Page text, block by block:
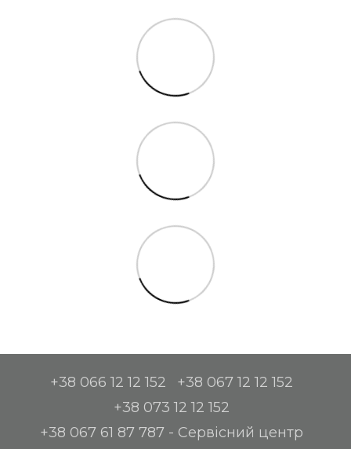
+38 066 12 12 152
+38 067 12 12 152
+38 073 12 12 152
+38 067 61 87 787 - Сервісний центр